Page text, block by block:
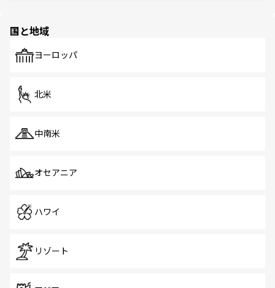
で、ホーカーズは地元の風情を楽しめる外せないスポット
国と地域
ヨーロッパ
北米
中南米
オセアニア
ハワイ
リゾート